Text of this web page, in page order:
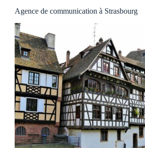
Agence de communication à Strasbourg